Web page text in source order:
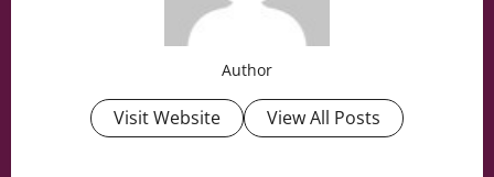
Author
Visit Website View All Posts